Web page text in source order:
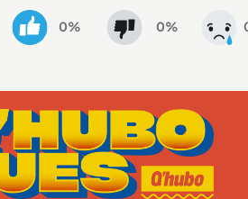
0% 0%